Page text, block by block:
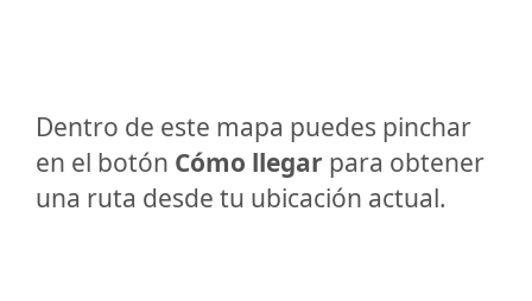
Dentro de este mapa puedes pinchar
en el botón Cómo llegar para obtener
una ruta desde tu ubicación actual.